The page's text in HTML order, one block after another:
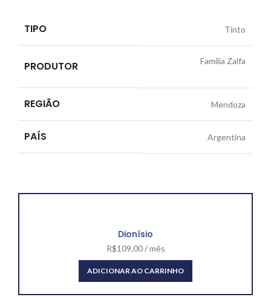
TIPO Tinto
PRODUTOR Família Zalfa
REGIÃO Mendoza
PAÍS Argentina
Dionísio
R$109,00 / mês
ADICIONAR AO CARRINHO